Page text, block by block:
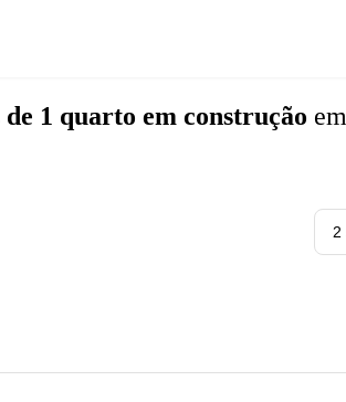
de 1 quarto em construção em
2